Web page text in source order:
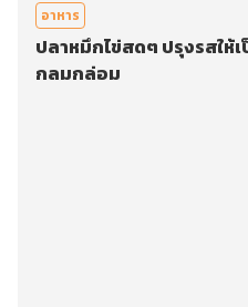
อาหาร
ปลาหมึกไข่สดๆ ปรุงรสให้
กลมกล่อม